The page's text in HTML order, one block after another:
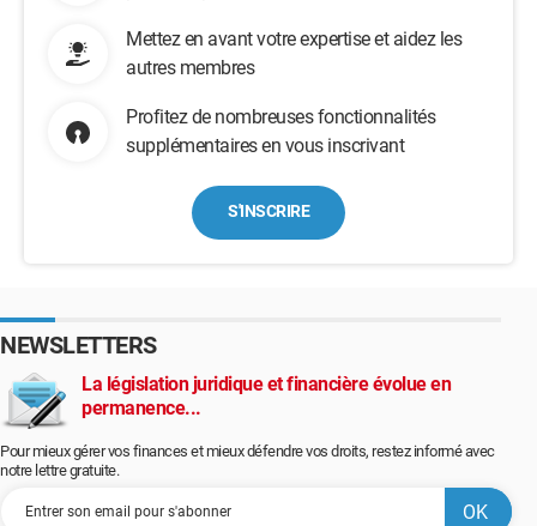
Mettez en avant votre expertise et aidez les
autres membres
Profitez de nombreuses fonctionnalités
supplémentaires en vous inscrivant
S'INSCRIRE
NEWSLETTERS
La législation juridique et financière évolue en
permanence...
Pour mieux gérer vos finances et mieux défendre vos droits, restez informé avec
notre lettre gratuite.